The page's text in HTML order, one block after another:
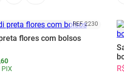
REF 2230
flores com bolsos